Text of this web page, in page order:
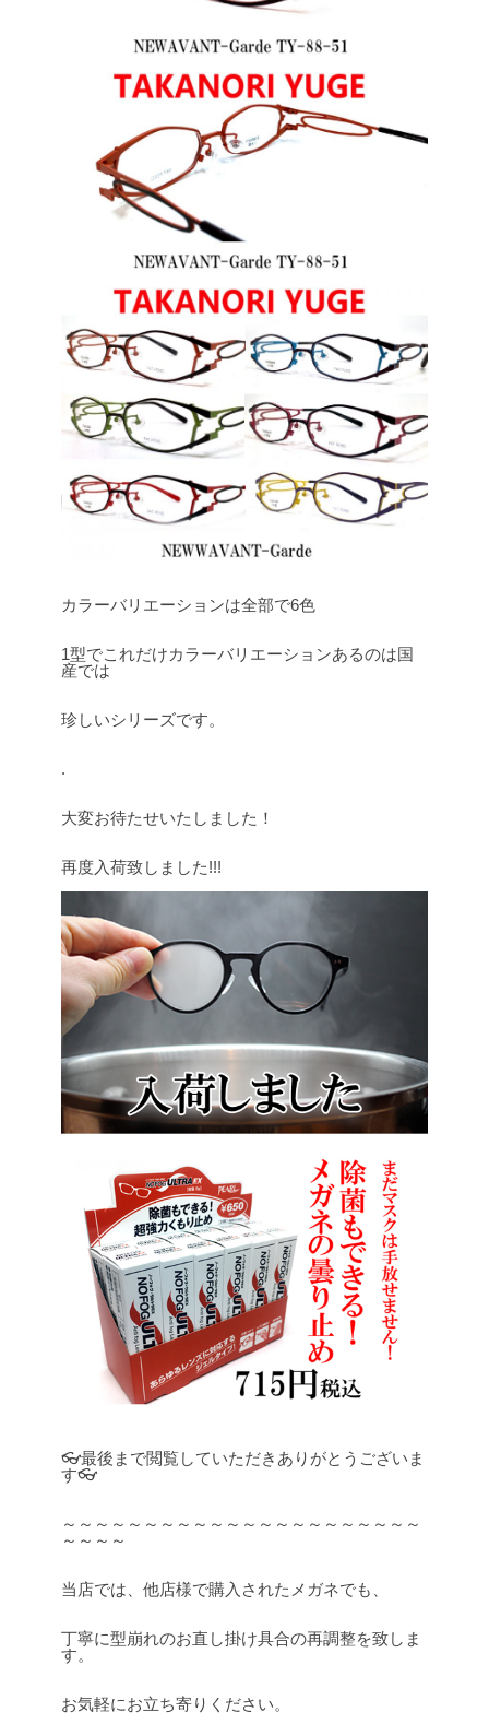
カラーバリエーションは全部で6色
1型でこれだけカラーバリエーションあるのは国
産では
珍しいシリーズです。
.
大変お待たせいたしました！
再度入荷致しました!!!
👓最後まで閲覧していただきありがとうございま
す👓
～～～～～～～～～～～～～～～～～～～～～～
～～～～
当店では、他店様で購入されたメガネでも、
丁寧に型崩れのお直し掛け具合の再調整を致しま
す。
お気軽にお立ち寄りください。